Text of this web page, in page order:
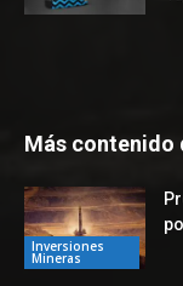
Más contenido
Inversiones
Mineras